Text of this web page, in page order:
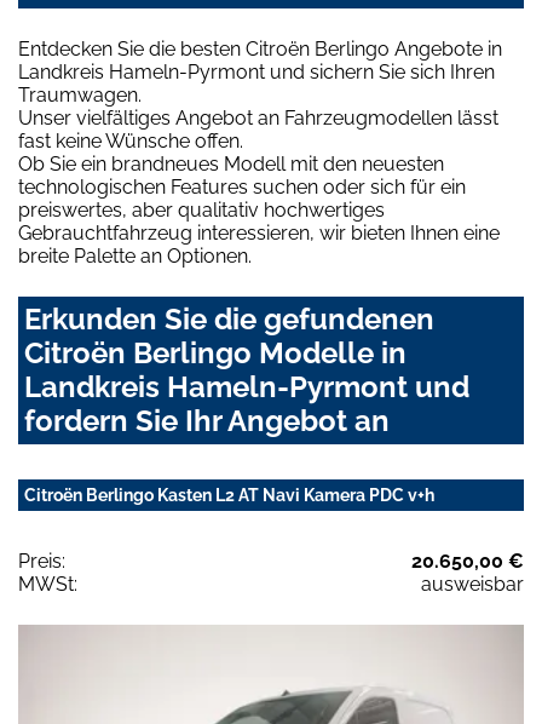
Entdecken Sie die besten Citroën Berlingo Angebote in
Landkreis Hameln-Pyrmont und sichern Sie sich Ihren
Traumwagen.
Unser vielfältiges Angebot an Fahrzeugmodellen lässt
fast keine Wünsche offen.
Ob Sie ein brandneues Modell mit den neuesten
technologischen Features suchen oder sich für ein
preiswertes, aber qualitativ hochwertiges
Gebrauchtfahrzeug interessieren, wir bieten Ihnen eine
breite Palette an Optionen.
Erkunden Sie die gefundenen
Citroën Berlingo Modelle in
Landkreis Hameln-Pyrmont und
fordern Sie Ihr Angebot an
Citroën Berlingo Kasten L2 AT Navi Kamera PDC v+h
Preis:
20.650,00 €
MWSt:
ausweisbar